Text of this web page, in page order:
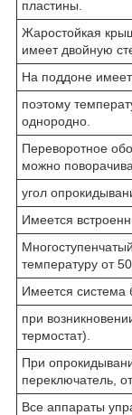
пластины.
Жаростойкая
имеет двойную
На поддоне
поэтому
однородно.
Переворотное
можно
угол
Имеется
температуру от
Имеется система
при
термостат).
При
переключатель,
Все аппараты